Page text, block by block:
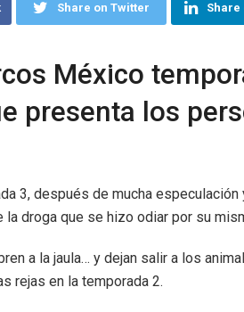
Share on Twitter Share
México
presenta los
3, después de mucha especulación
la droga que se hizo odiar por su
a la jaula… y dejan salir a los
rejas en la temporada 2.